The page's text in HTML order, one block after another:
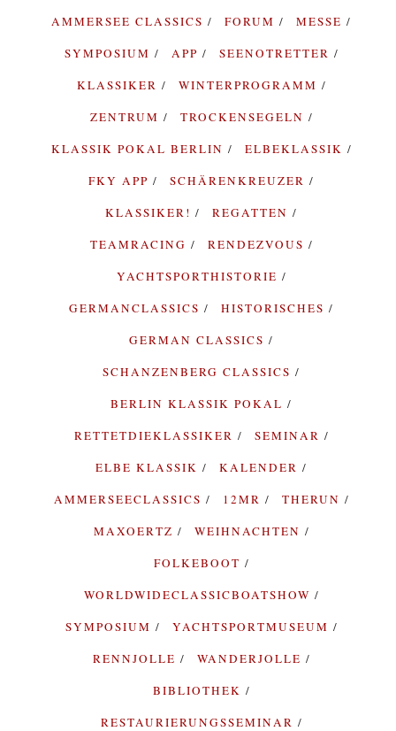
AMMERSEE CLASSICS FORUM
MESSE
SYMPOSIUM
APP
SEENOTRETTER
KLASSIKER
WINTERPROGRAMM
ZENTRUM
TROCKENSEGELN
KLASSIK POKAL BERLIN
ELBEKLASSIK
FKY APP
SCHÄRENKREUZER
KLASSIKER!
REGATTEN
TEAMRACING
RENDEZVOUS
YACHTSPORTHISTORIE
GERMANCLASSICS
HISTORISCHES
GERMAN CLASSICS
SCHANZENBERG CLASSICS
BERLIN KLASSIK POKAL
RETTETDIEKLASSIKER
SEMINAR
ELBE KLASSIK
KALENDER
AMMERSEECLASSICS
12MR
THERUN
MAXOERTZ
WEIHNACHTEN
FOLKEBOOT
WORLDWIDECLASSICBOATSHOW
SYMPOSIUM
YACHTSPORTMUSEUM
RENNJOLLE
WANDERJOLLE
BIBLIOTHEK
RESTAURIERUNGSSEMINAR